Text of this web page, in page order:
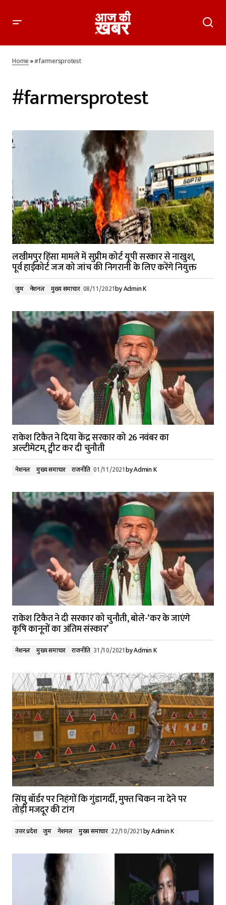
Home»#farmersprotest
#farmersprotest
लखीमपुर हिंसा मामले में सुप्रीम कोर्ट यूपी सरकार से नाखुश,
पूर्व हाईकोर्ट जज को जांच की निगरानी के लिए करेंगे नियुक्त
जुर्म नेशनल मुख्य समाचार 08/11/2021byAdmin K
राकेश टिकैत ने दिया केंद्र सरकार को 26 नवंबर का
अल्टीमेटम, ट्वीट कर दी चुनौती
नेशनल मुख्य समाचार राजनीति 01/11/2021byAdmin K
राकेश टिकैत ने दी सरकार को चुनौती, बोले-‘कर के जाएंगे
कृषि कानूनों का अंतिम संस्कार’
नेशनल मुख्य समाचार राजनीति 31/10/2021byAdmin K
सिंघु बॉर्डर पर निहंगों कि गुंडागर्दी, मुफ्त चिकन ना देने पर
तोड़ी मजदूर की टांग
उत्तर प्रदेश जुर्म नेशनल मुख्य समाचार 22/10/2021byAdmin K